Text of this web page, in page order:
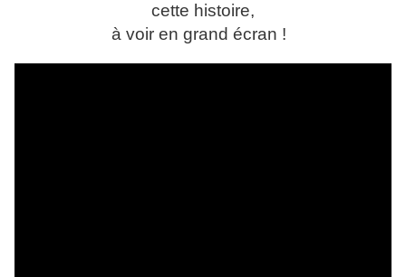
cette histoire,
à voir en grand écran !